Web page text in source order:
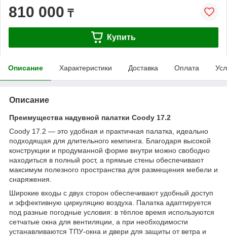
810 000 ₸
Купить
Описание Характеристики Доставка Оплата
Описание
Преимущества надувной палатки Coody 17.2
Coody 17.2 — это удобная и практичная палатка, идеально
подходящая для длительного кемпинга. Благодаря высокой
конструкции и продуманной форме внутри можно свободно
находиться в полный рост, а прямые стены обеспечивают
максимум полезного пространства для размещения мебели и
снаряжения.
Широкие входы с двух сторон обеспечивают удобный доступ
и эффективную циркуляцию воздуха. Палатка адаптируется
под разные погодные условия: в тёплое время используются
сетчатые окна для вентиляции, а при необходимости
устанавливаются ТПУ-окна и двери для защиты от ветра и